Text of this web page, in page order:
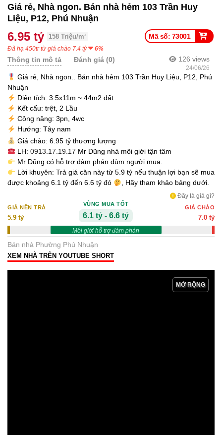
Giá rẻ, Nhà ngon. Bán nhà hẻm 103 Trần Huy
Liệu, P12, Phú Nhuận
Mã số: 73001
6.95 tỷ 158 Triệu/m²
Đã hạ 450tr từ giá chào 7.4 tỷ 6%
126 views
24/06/26
Thông tin mô tả Đánh giá (0)
Giá rẻ, Nhà ngon.. Bán nhà hẻm 103 Trần Huy Liệu, P12, Phú
Nhuận
Diện tích: 3.5x11m ~ 44m2 đất
Kết cấu: trệt, 2 Lầu
Công năng: 3pn, 4wc
Hướng: Tây nam
Giá chào: 6.95 tỷ thương lượng
LH: 0913.17.19.17 Mr Dũng nhà môi giới tận tâm
Mr Dũng có hỗ trợ đàm phán dùm người mua.
Lời khuyên: Trả giá căn này từ 5.9 tỷ nếu thuận lợi bạn sẽ mua
được khoảng 6.1 tỷ đến 6.6 tỷ đó
, Hãy tham khảo bảng dưới.
Đây là giá gì?
GIÁ NÊN TRẢ
5.9 tỷ
VÙNG MUA TỐT
6.1 tỷ - 6.6 tỷ
Môi giới hỗ trợ đàm phán
GIÁ CHÀO
7.0 tỷ
Bán nhà Phường Phú Nhuận
XEM NHÀ TRÊN YOUTUBE SHORT
MỞ RỘNG